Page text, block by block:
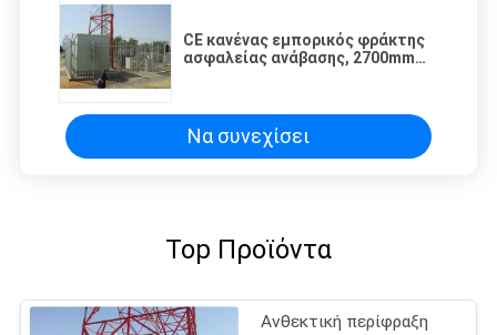
CE κανένας εμπορικός φράκτης
ασφαλείας ανάβασης, 2700mm
Να συνεχίσει
Top Προϊόντα
Ανθεκτική περίφραξη